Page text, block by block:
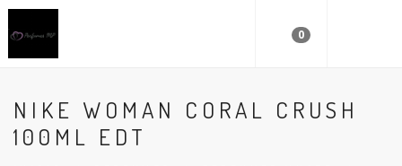
0
NIKE WOMAN CORAL CRUSH
100ML EDT